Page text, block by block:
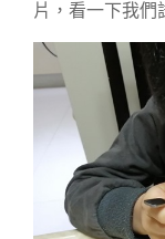
片，看一下我們